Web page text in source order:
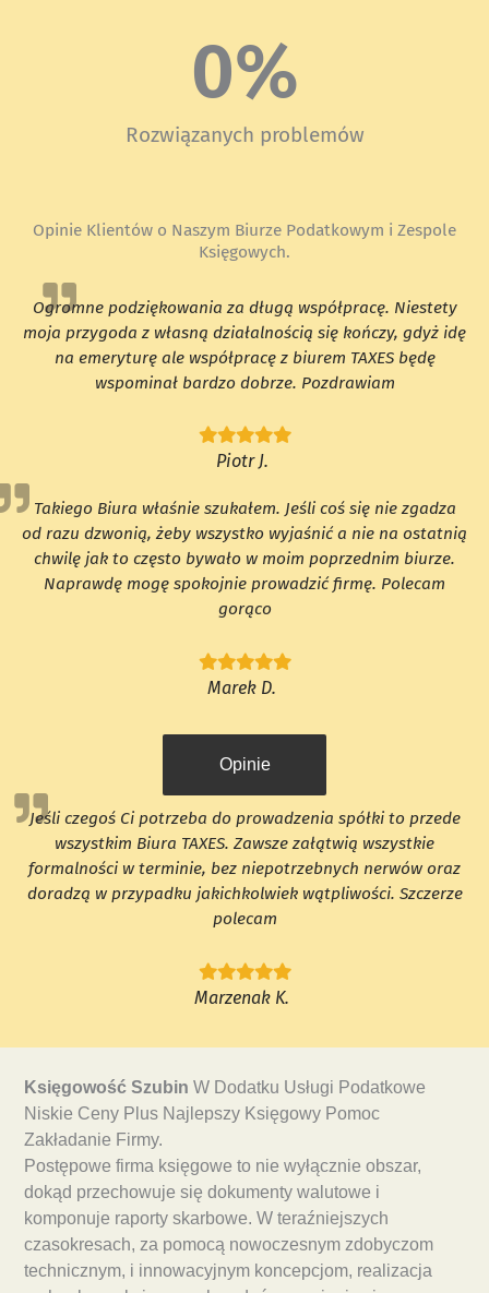
Rozwiązanych problemów
0%
Opinie Klientów o Naszym Biurze Podatkowym i Zespole
Księgowych.
Ogromne podziękowania za długą współpracę. Niestety
moja przygoda z własną działalnością się kończy, gdyż idę
na emeryturę ale współpracę z biurem TAXES będę
wspominał bardzo dobrze. Pozdrawiam
Piotr J.
Takiego Biura właśnie szukałem. Jeśli coś się nie zgadza
od razu dzwonią, żeby wszystko wyjaśnić a nie na ostatnią
chwilę jak to często bywało w moim poprzednim biurze.
Naprawdę mogę spokojnie prowadzić firmę. Polecam
gorąco
Marek D.
Opinie
Jeśli czegoś Ci potrzeba do prowadzenia spółki to przede
wszystkim Biura TAXES. Zawsze załątwią wszystkie
formalności w terminie, bez niepotrzebnych nerwów oraz
doradzą w przypadku jakichkolwiek wątpliwości. Szczerze
polecam
Marzenak K.
Księgowość Szubin W Dodatku Usługi Podatkowe
Niskie Ceny Plus Najlepszy Księgowy Pomoc
Zakładanie Firmy.
Postępowe firma księgowe to nie wyłącznie obszar,
dokąd przechowuje się dokumenty walutowe i
komponuje raporty skarbowe. W teraźniejszych
czasokresach, za pomocą nowoczesnym zdobyczom
technicznym, i innowacyjnym koncepcjom, realizacja